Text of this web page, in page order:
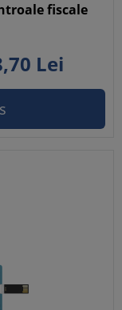
fiscale
70 Lei